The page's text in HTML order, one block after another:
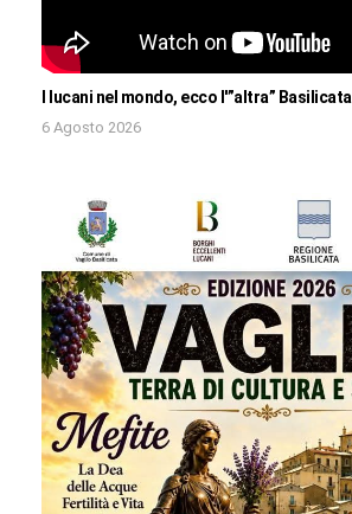
I lucani nel mondo, ecco l'”altra” Basilicata
6 Agosto 2026